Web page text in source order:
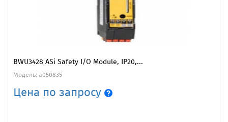
BWU3428 ASi Safety I/O Module, IP20,...
Модель: a050835
Цена по запросу